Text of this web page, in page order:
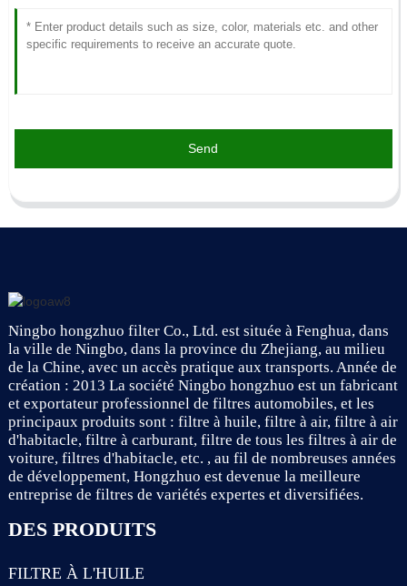
Send
Ningbo hongzhuo filter Co., Ltd. est située à Fenghua, dans
la ville de Ningbo, dans la province du Zhejiang, au milieu
de la Chine, avec un accès pratique aux transports. Année de
création : 2013 La société Ningbo hongzhuo est un fabricant
et exportateur professionnel de filtres automobiles, et les
principaux produits sont : filtre à huile, filtre à air, filtre à air
d'habitacle, filtre à carburant, filtre de tous les filtres à air de
voiture, filtres d'habitacle, etc. , au fil de nombreuses années
de développement, Hongzhuo est devenue la meilleure
entreprise de filtres de variétés expertes et diversifiées.
DES PRODUITS
FILTRE À L'HUILE